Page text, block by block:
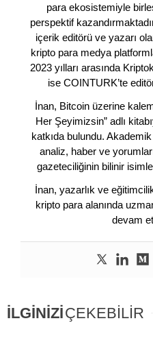
para ekosistemiyle
perspektif
içerik editörü ve yazarı
kripto para medya
2023 yılları arasında
ise COINTURK’te
İnan, Bitcoin üzerine
Her Şeyimizsin” adlı
katkıda bulundu.
analiz, haber ve
gazeteciliğinin bilinir
İnan, yazarlık ve
kripto para alanında
devam
İLGİNİZİÇEKEBİLİR